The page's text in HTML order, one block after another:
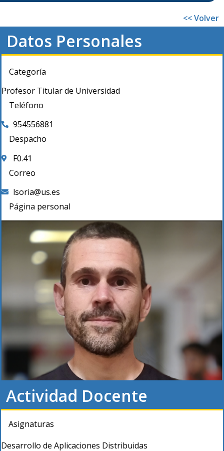
<< Volver
Datos Personales
Categoría
Profesor Titular de Universidad
Teléfono
954556881
Despacho
F0.41
Correo
lsoria@us.es
Página personal
Actividad Docente
Asignaturas
Desarrollo de Aplicaciones Distribuidas